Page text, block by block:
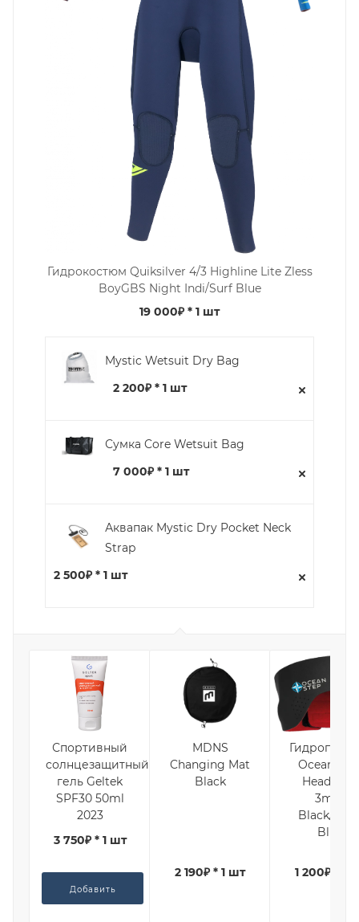
Гидрокостюм Quiksilver 4/3 Highline Lite Zless
BoyGBS Night Indi/Surf Blue
19 000₽ * 1 шт
Mystic Wetsuit Dry Bag
2 200₽ * 1 шт
Сумка Core Wetsuit Bag
7 000₽ * 1 шт
Аквапак Mystic Dry Pocket Neck
Strap
2 500₽ * 1 шт
Спортивный
солнцезащитный
гель Geltek
SPF30 50ml
2023
3 750₽ * 1 шт
Добавить
MDNS
Changing Mat
Black
2 190₽ * 1 шт
Ocean
Headband
3mm
Black/
Blue
1 200₽ * 1